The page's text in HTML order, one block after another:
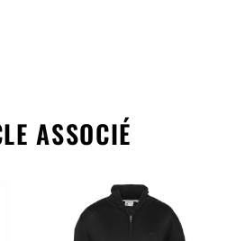
ASSOCIÉ